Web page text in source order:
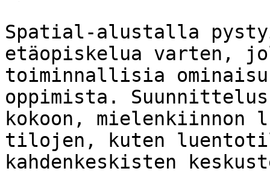
Spatial-alustalla
etäopiskelua varten,
toiminnallisia
oppimista.
kokoon,
tilojen, kuten
kahdenkeskisten